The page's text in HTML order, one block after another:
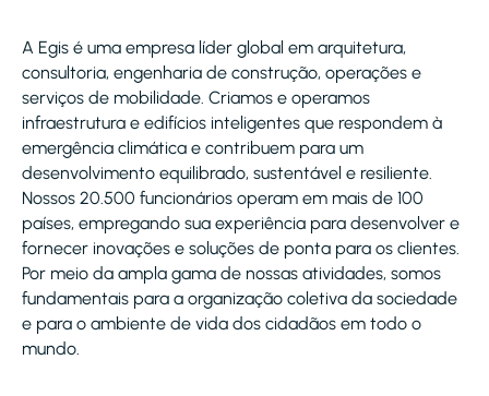
A Egis é uma empresa líder global em arquitetura,
consultoria, engenharia de construção, operações e
serviços de mobilidade. Criamos e operamos
infraestrutura e edifícios inteligentes que respondem à
emergência climática e contribuem para um
desenvolvimento equilibrado, sustentável e resiliente.
Nossos 20.500 funcionários operam em mais de 100
países, empregando sua experiência para desenvolver e
fornecer inovações e soluções de ponta para os clientes.
Por meio da ampla gama de nossas atividades, somos
fundamentais para a organização coletiva da sociedade
e para o ambiente de vida dos cidadãos em todo o
mundo.